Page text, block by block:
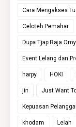
Cara Mengakses
Celoteh Pemahar
Dupa Tjap Raja
Event Lelang dan
harpy HOKI
jin Just Want
Kepuasan
khodam Lelah